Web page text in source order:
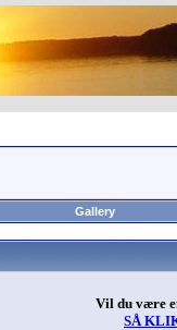
Gallery
Vil du være
SÅ